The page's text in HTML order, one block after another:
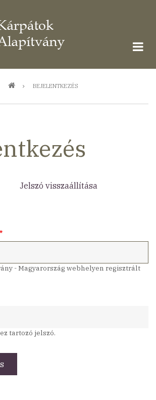
BEJELENTKEZÉS
(aktívJelszó visszaállítása
- Magyarország webhelyen regisztrált
tartozó jelszó.